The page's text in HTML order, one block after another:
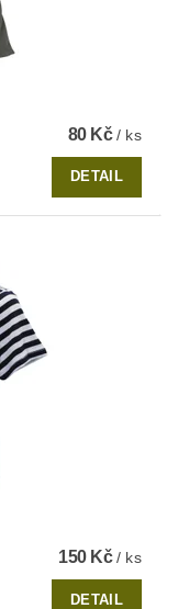
80 Kč/ ks
DETAIL
150 Kč/ ks
DETAIL